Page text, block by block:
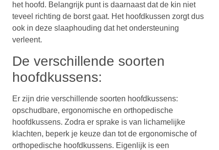
het hoofd. Belangrijk punt is daarnaast dat de kin niet
teveel richting de borst gaat. Het hoofdkussen zorgt dus
ook in deze slaaphouding dat het ondersteuning
verleent.
De verschillende soorten
hoofdkussens:
Er zijn drie verschillende soorten hoofdkussens:
opschudbare, ergonomische en orthopedische
hoofdkussens. Zodra er sprake is van lichamelijke
klachten, beperk je keuze dan tot de ergonomische of
orthopedische hoofdkussens. Eigenlijk is een